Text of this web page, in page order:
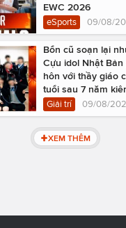
EWC 2026
eSports 09/08/
Bổn cũ soạn lại
Cựu idol Nhật
hôn với thầy giáo
tuổi sau 7 năm
Giải trí 09/08/
XEM THÊM